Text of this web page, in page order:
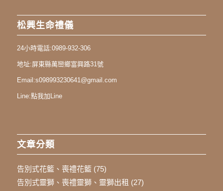
松興生命禮儀
24小時電話:0989-932-306
地址:屏東縣萬巒鄉富興路31號
Email:s098993230641@gmail.com
Line:點我加Line
文章分類
告別式花籃、喪禮花籃(75)
告別式靈獅、喪禮靈獅、靈獅出租 (27)